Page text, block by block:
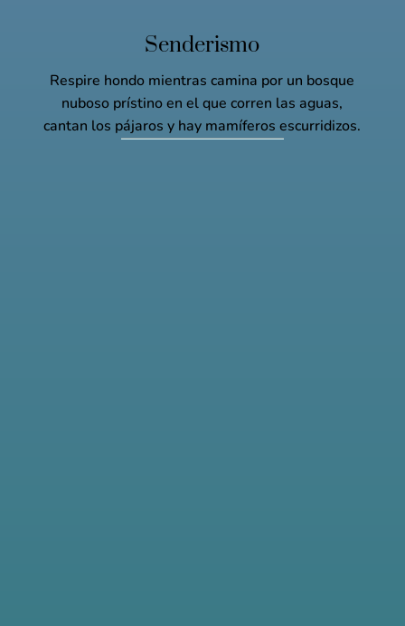
Senderismo
Respire hondo mientras camina por un bosque
nuboso prístino en el que corren las aguas,
cantan los pájaros y hay mamíferos escurridizos.